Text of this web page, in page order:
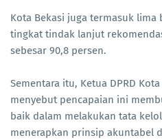
Kota Bekasi juga termasuk lima
tingkat tindak lanjut
sebesar 90,8 persen.
Sementara itu, Ketua DPRD
menyebut pencapaian ini
baik dalam melakukan tata
menerapkan prinsip akuntabel